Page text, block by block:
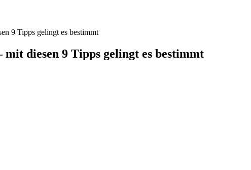
9 Tipps gelingt es bestimmt
mit diesen 9 Tipps gelingt es bestimmt